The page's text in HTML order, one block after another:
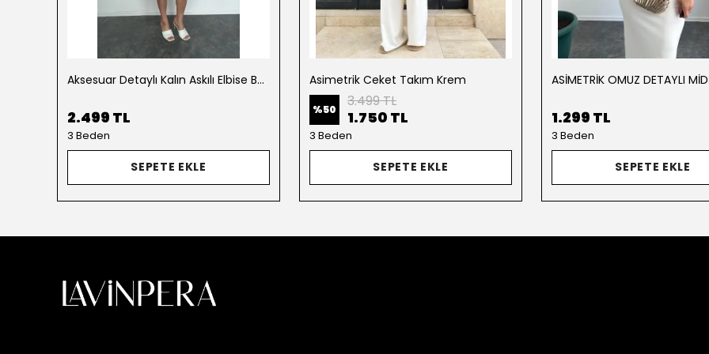
Aksesuar Detaylı Kalın Askılı Elbise Beyaz
2.499 TL
3 Beden
SEPETE EKLE
Asimetrik Ceket Takım Krem
%50 3.499 TL
1.750 TL
3 Beden
SEPETE EKLE
1.299 TL
3 Beden
SEPETE EKLE